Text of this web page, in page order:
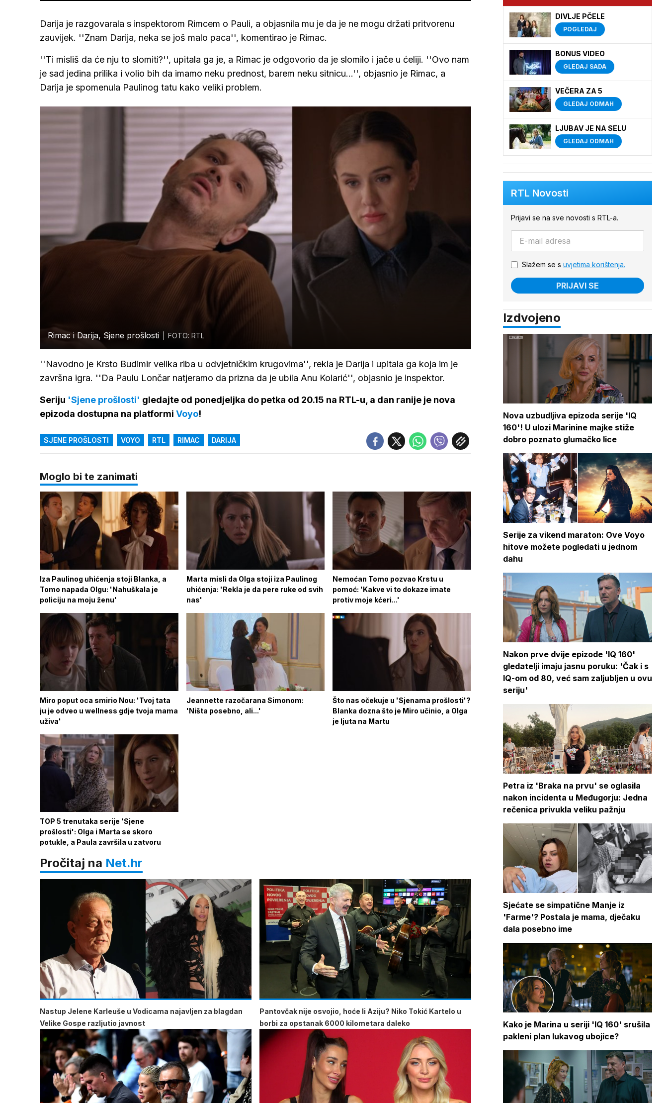
Darija je razgovarala s inspektorom Rimcem o Pauli, a objasnila mu je da je ne mogu držati pritvorenu
zauvijek. ''Znam Darija, neka se još malo paca'', komentirao je Rimac.
''Ti misliš da će nju to slomiti?'', upitala ga je, a Rimac je odgovorio da je slomilo i jače u ćeliji. ''Ovo nam
je sad jedina prilika i volio bih da imamo neku prednost, barem neku sitnicu...'', objasnio je Rimac, a
Darija je spomenula Paulinog tatu kako veliki problem.
Rimac i Darija, Sjene prošlosti FOTO: RTL
''Navodno je Krsto Budimir velika riba u odvjetničkim krugovima'', rekla je Darija i upitala ga koja im je
završna igra. ''Da Paulu Lončar natjeramo da prizna da je ubila Anu Kolarić'', objasnio je inspektor.
Seriju 'Sjene prošlosti' gledajte od ponedjeljka do petka od 20.15 na RTL-u, a dan ranije je nova
epizoda dostupna na platformi Voyo!
SJENE PROŠLOSTI VOYO RTL RIMAC DARIJA
Moglo bi te zanimati
Iza Paulinog uhićenja stoji Blanka, a
Tomo napada Olgu: 'Nahuškala je
policiju na moju ženu'
Marta misli da Olga stoji iza Paulinog
uhićenja: 'Rekla je da pere ruke od svih
nas'
Nemoćan Tomo pozvao Krstu u
pomoć: 'Kakve vi to dokaze imate
protiv moje kćeri...'
Miro poput oca smirio Nou: 'Tvoj tata
ju je odveo u wellness gdje tvoja mama
uživa'
Jeannette razočarana Simonom:
'Ništa posebno, ali...'
Što nas očekuje u 'Sjenama prošlosti'?
Blanka dozna što je Miro učinio, a Olga
je ljuta na Martu
TOP 5 trenutaka serije 'Sjene
prošlosti': Olga i Marta se skoro
potukle, a Paula završila u zatvoru
Pročitaj na Net.hr
Nastup Jelene Karleuše u Vodicama najavljen za blagdan
Velike Gospe razljutio javnost
Pantovčak nije osvojio, hoće li Aziju? Niko Tokić Kartelo u
borbi za opstanak 6000 kilometara daleko
DIVLJE PČELE
POGLEDAJ
BONUS VIDEO
GLEDAJ SADA
VEČERA ZA 5
GLEDAJ ODMAH
LJUBAV JE NA SELU
GLEDAJ ODMAH
RTL Novosti
Prijavi se na sve novosti s RTL-a.
Slažem se s uvjetima korištenja.
PRIJAVI SE
Izdvojeno
Nova uzbudljiva epizoda serije 'IQ
160'! U ulozi Marinine majke stiže
dobro poznato glumačko lice
Serije za vikend maraton: Ove Voyo
hitove možete pogledati u jednom
dahu
Nakon prve dvije epizode 'IQ 160'
gledatelji imaju jasnu poruku: 'Čak i s
IQ-om od 80, već sam zaljubljen u ovu
seriju'
Petra iz 'Braka na prvu' se oglasila
nakon incidenta u Međugorju: Jedna
rečenica privukla veliku pažnju
Sjećate se simpatične Manje iz
'Farme'? Postala je mama, dječaku
dala posebno ime
Kako je Marina u seriji 'IQ 160' srušila
pakleni plan lukavog ubojice?